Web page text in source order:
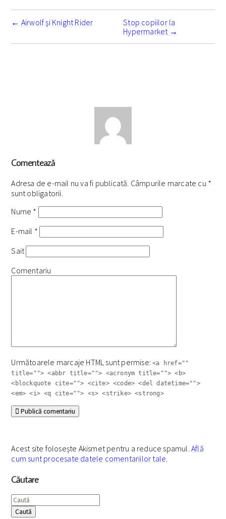
Navigare
însemnare
← Airwolf şi Knight Rider
Stop copiilor la
Hypermarket →
Comentează
Adresa de e-mail nu va fi publicată. Câmpurile marcate cu *
sunt obligatorii.
Nume *
E-mail *
Sait
Comentariu
Următoarele marcaje HTML sunt permise:<a href=""
title=""> <abbr title=""> <acronym title=""> <b>
<blockquote cite=""> <cite> <code> <del datetime="">
<em> <i> <q cite=""> <s> <strike> <strong>
Publică comentariu
Acest site folosește Akismet pentru a reduce spamul.Află
cum sunt procesate datele comentariilor tale.
Căutare
Caută